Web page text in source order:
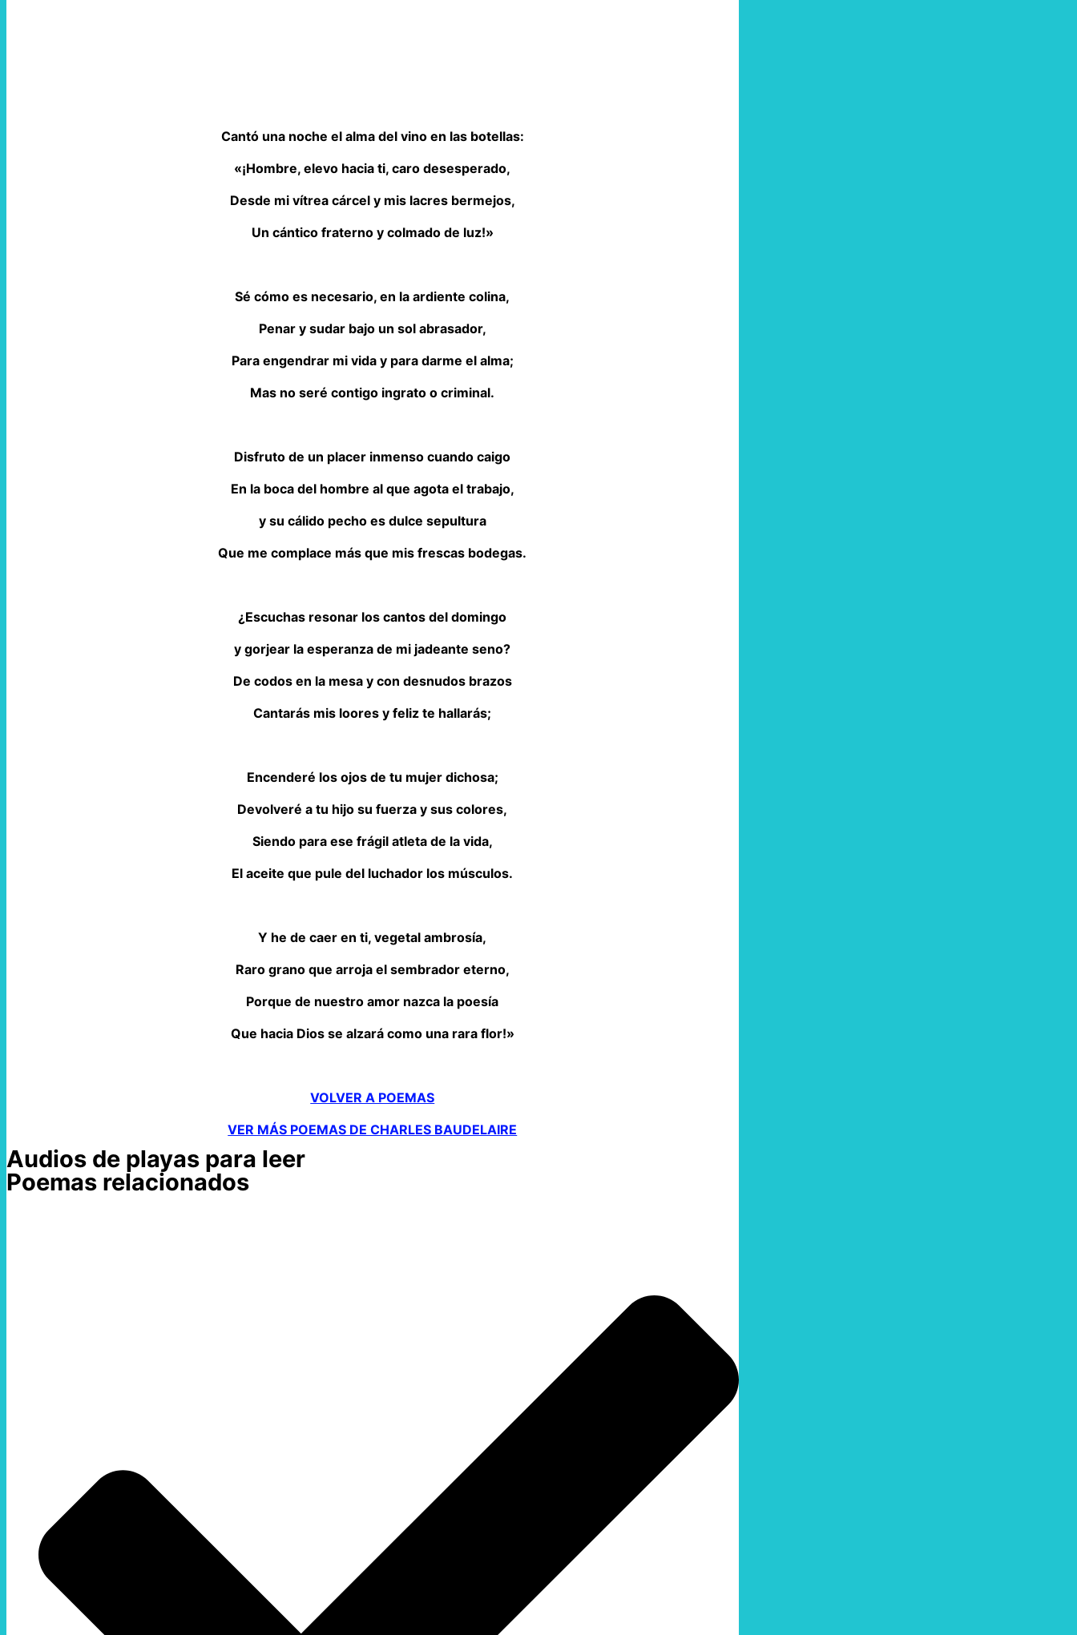
Cantó una noche el alma del vino en las botellas:
«¡Hombre, elevo hacia ti, caro desesperado,
Desde mi vítrea cárcel y mis lacres bermejos,
Un cántico fraterno y colmado de luz!»
Sé cómo es necesario, en la ardiente colina,
Penar y sudar bajo un sol abrasador,
Para engendrar mi vida y para darme el alma;
Mas no seré contigo ingrato o criminal.
Disfruto de un placer inmenso cuando caigo
En la boca del hombre al que agota el trabajo,
y su cálido pecho es dulce sepultura
Que me complace más que mis frescas bodegas.
¿Escuchas resonar los cantos del domingo
y gorjear la esperanza de mi jadeante seno?
De codos en la mesa y con desnudos brazos
Cantarás mis loores y feliz te hallarás;
Encenderé los ojos de tu mujer dichosa;
Devolveré a tu hijo su fuerza y sus colores,
Siendo para ese frágil atleta de la vida,
El aceite que pule del luchador los músculos.
Y he de caer en ti, vegetal ambrosía,
Raro grano que arroja el sembrador eterno,
Porque de nuestro amor nazca la poesía
Que hacia Dios se alzará como una rara flor!»
VOLVER A POEMAS
VER MÁS POEMAS DE CHARLES BAUDELAIRE
Audios de playas para leer
Poemas relacionados